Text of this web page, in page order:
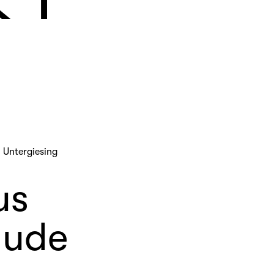
Untergiesing